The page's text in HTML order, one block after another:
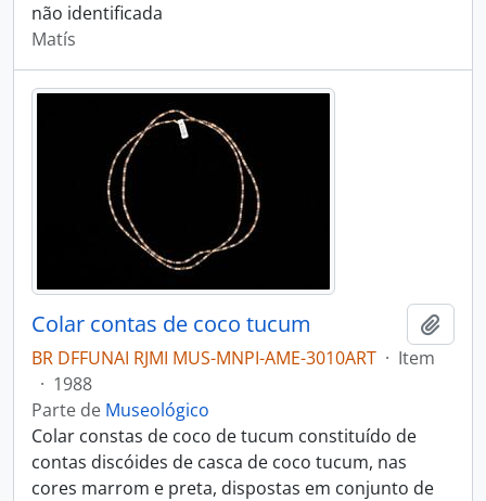
não identificada
Matís
Colar contas de coco tucum
BR DFFUNAI RJMI MUS-MNPI-AME-3010ART · Item
· 1988
Parte de Museológico
Colar constas de coco de tucum constituído de
contas discóides de casca de coco tucum, nas
cores marrom e preta, dispostas em conjunto de